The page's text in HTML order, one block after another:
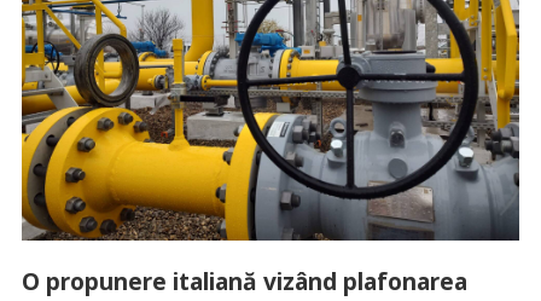
O propunere italiană vizând plafonarea